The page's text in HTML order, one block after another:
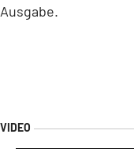
Ausgabe.